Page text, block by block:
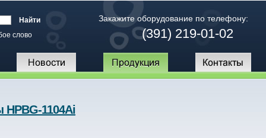
слово
Закажите оборудование по телефону:
(391) 219-01-02
HPBG-1104Ai